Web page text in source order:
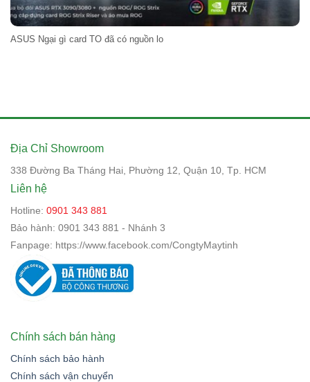
ASUS Ngại gì card TO đã có nguồn lo
Địa Chỉ Showroom
338 Đường Ba Tháng Hai, Phường 12, Quận 10, Tp. HCM
Liên hệ
Hotline: 0901 343 881
Bảo hành: 0901 343 881 - Nhánh 3
Fanpage: https://www.facebook.com/CongtyMaytinh
Chính sách bán hàng
Chính sách bảo hành
Chính sách vận chuyển